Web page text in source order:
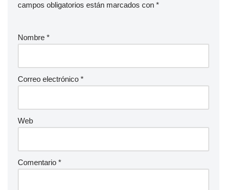
campos obligatorios están marcados con *
Nombre *
Correo electrónico *
Web
Comentario *